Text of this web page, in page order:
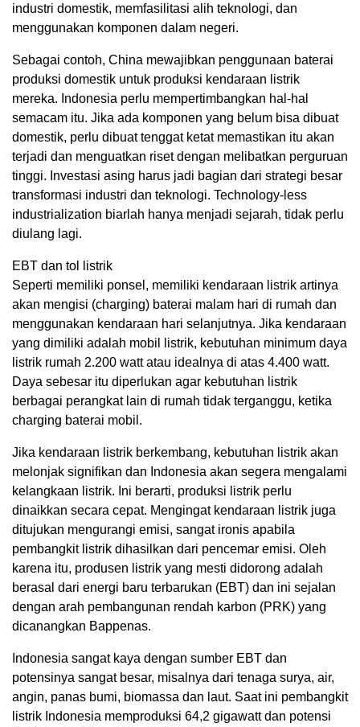
industri domestik, memfasilitasi alih teknologi, dan
menggunakan komponen dalam negeri.
Sebagai contoh, China mewajibkan penggunaan baterai
produksi domestik untuk produksi kendaraan listrik
mereka. Indonesia perlu mempertimbangkan hal-hal
semacam itu. Jika ada komponen yang belum bisa dibuat
domestik, perlu dibuat tenggat ketat memastikan itu akan
terjadi dan menguatkan riset dengan melibatkan perguruan
tinggi. Investasi asing harus jadi bagian dari strategi besar
transformasi industri dan teknologi. Technology-less
industrialization biarlah hanya menjadi sejarah, tidak perlu
diulang lagi.
EBT dan tol listrik
Seperti memiliki ponsel, memiliki kendaraan listrik artinya
akan mengisi (charging) baterai malam hari di rumah dan
menggunakan kendaraan hari selanjutnya. Jika kendaraan
yang dimiliki adalah mobil listrik, kebutuhan minimum daya
listrik rumah 2.200 watt atau idealnya di atas 4.400 watt.
Daya sebesar itu diperlukan agar kebutuhan listrik
berbagai perangkat lain di rumah tidak terganggu, ketika
charging baterai mobil.
Jika kendaraan listrik berkembang, kebutuhan listrik akan
melonjak signifikan dan Indonesia akan segera mengalami
kelangkaan listrik. Ini berarti, produksi listrik perlu
dinaikkan secara cepat. Mengingat kendaraan listrik juga
ditujukan mengurangi emisi, sangat ironis apabila
pembangkit listrik dihasilkan dari pencemar emisi. Oleh
karena itu, produsen listrik yang mesti didorong adalah
berasal dari energi baru terbarukan (EBT) dan ini sejalan
dengan arah pembangunan rendah karbon (PRK) yang
dicanangkan Bappenas.
Indonesia sangat kaya dengan sumber EBT dan
potensinya sangat besar, misalnya dari tenaga surya, air,
angin, panas bumi, biomassa dan laut. Saat ini pembangkit
listrik Indonesia memproduksi 64,2 gigawatt dan potensi